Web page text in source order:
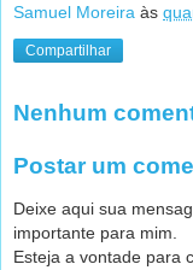
Samuel Moreira às
Compartilhar
Nenhum
Postar um
Deixe aqui sua
importante para mim.
Esteja a vontade para